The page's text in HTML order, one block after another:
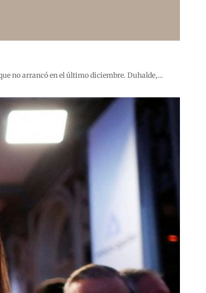
no arrancó en el último diciembre. Duhalde,…